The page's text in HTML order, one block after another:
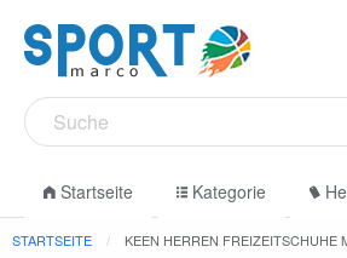
Startseite Kategorie
STARTSEITE KEEN HERREN FREIZEITSCHUHE